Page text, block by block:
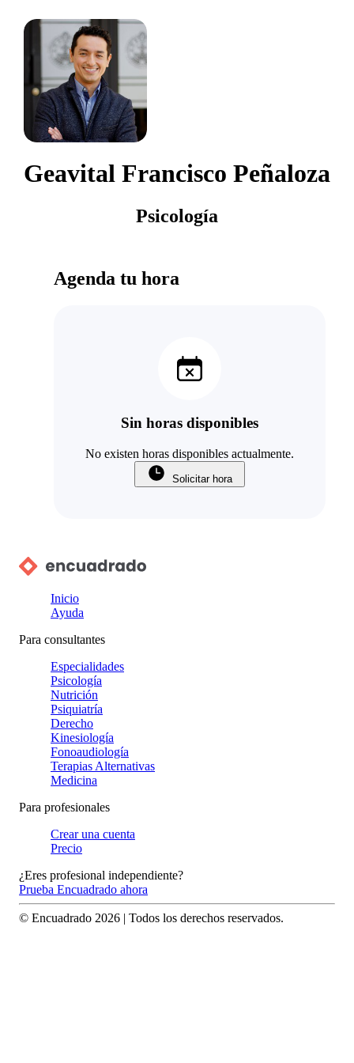
Geavital Francisco Peñaloza
Psicología
Agenda tu hora
Sin horas disponibles
No existen horas disponibles actualmente.
Solicitar hora
Inicio
Ayuda
Para consultantes
Especialidades
Psicología
Nutrición
Psiquiatría
Derecho
Kinesiología
Fonoaudiología
Terapias Alternativas
Medicina
Para profesionales
Crear una cuenta
Precio
¿Eres profesional independiente?
Prueba Encuadrado ahora
© Encuadrado 2026 | Todos los derechos reservados.